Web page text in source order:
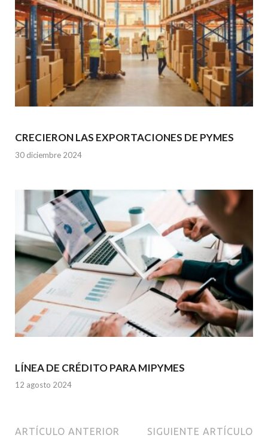
CRECIERON LAS EXPORTACIONES DE PYMES
30 diciembre 2024
LÍNEA DE CRÉDITO PARA MIPYMES
12 agosto 2024
ARTÍCULO ANTERIOR SIGUIENTE ARTÍCULO